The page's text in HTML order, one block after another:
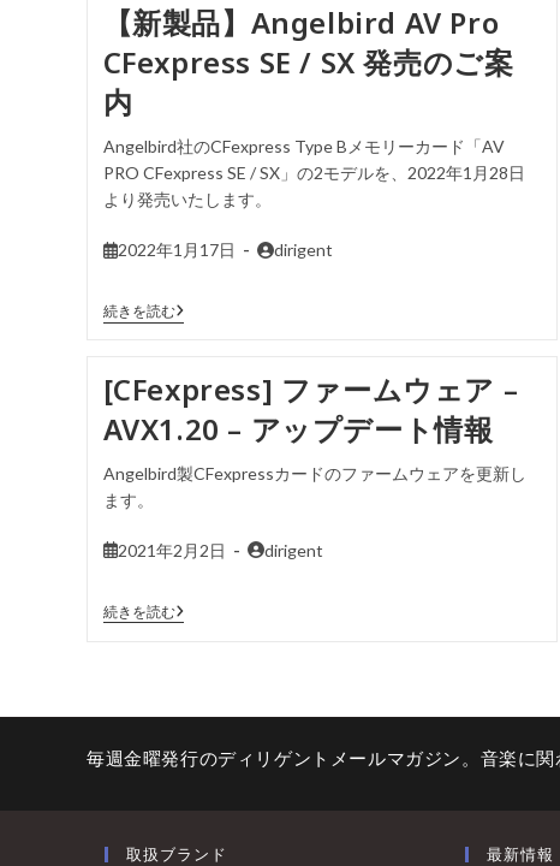
【新製品】Angelbird AV Pro
CFexpress SE / SX 発売のご案
内
Angelbird社のCFexpress Type Bメモリーカード「AV
PRO CFexpress SE / SX」の2モデルを、2022年1月28日
より発売いたします。
2022年1月17日 dirigent
続きを読む
[CFexpress] ファームウェア –
AVX1.20 – アップデート情報
Angelbird製CFexpressカードのファームウェアを更新し
ます。
2021年2月2日 dirigent
続きを読む
毎週金曜発行のディリゲントメールマガジン。音楽に
取扱ブランド 最新情報